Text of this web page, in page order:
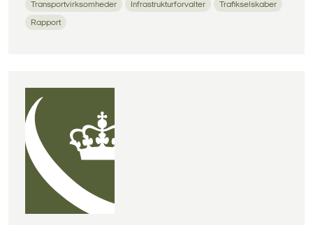
Transportvirksomheder Infrastrukturforvalter Trafikselskaber
Rapport